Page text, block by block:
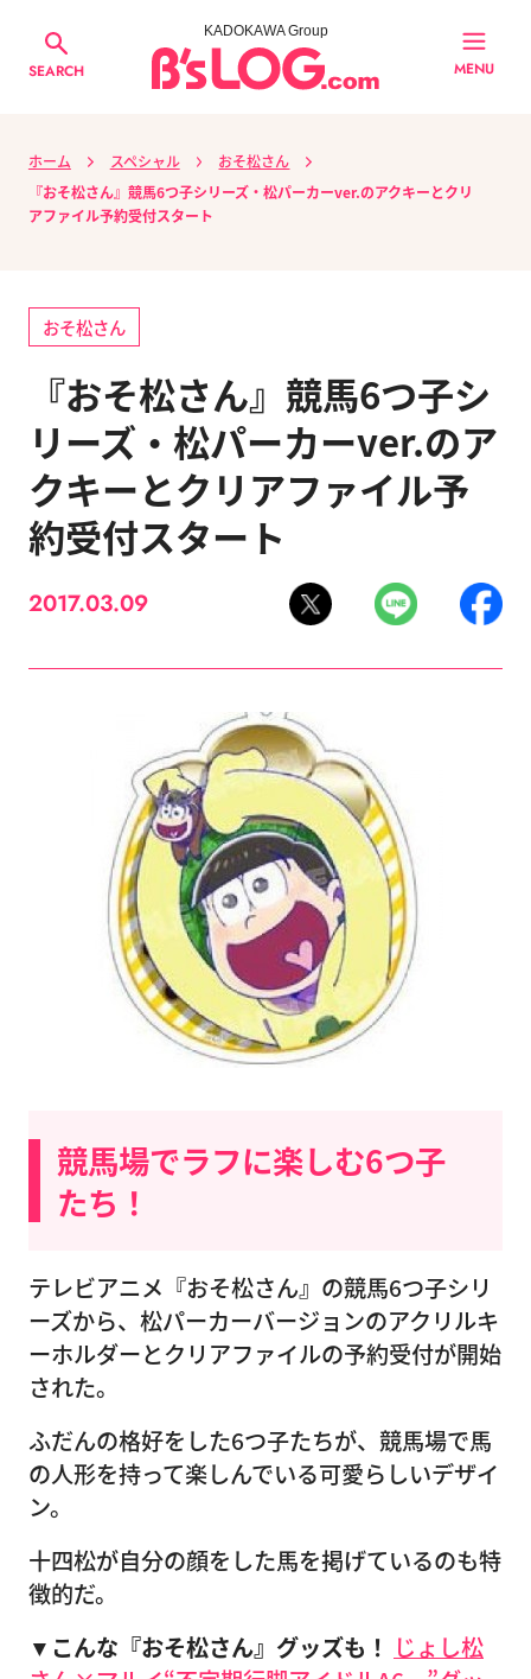
SEARCH
KADOKAWA Group
MENU
ホーム スペシャル
おそ松さん
『おそ松さん』競馬6つ子シリーズ・松パーカーver.のアクキーとクリ
アファイル予約受付スタート
おそ松さん
『おそ松さん』競馬6つ子シ
リーズ・松パーカーver.のア
クキーとクリアファイル予
約受付スタート
2017.03.09
競馬場でラフに楽しむ6つ子
たち！
テレビアニメ『おそ松さん』の競馬6つ子シリ
ーズから、松パーカーバージョンのアクリルキ
ーホルダーとクリアファイルの予約受付が開始
された。
ふだんの格好をした6つ子たちが、競馬場で馬
の人形を持って楽しんでいる可愛らしいデザイ
ン。
十四松が自分の顔をした馬を掲げているのも特
徴的だ。
▼こんな『おそ松さん』グッズも！ じょし松